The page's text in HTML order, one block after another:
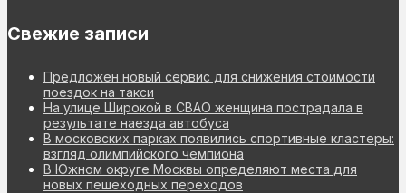
Свежие записи
Предложен новый сервис для снижения стоимости
поездок на такси
На улице Широкой в СВАО женщина пострадала в
результате наезда автобуса
В московских парках появились спортивные кластеры:
взгляд олимпийского чемпиона
В Южном округе Москвы определяют места для
новых пешеходных переходов